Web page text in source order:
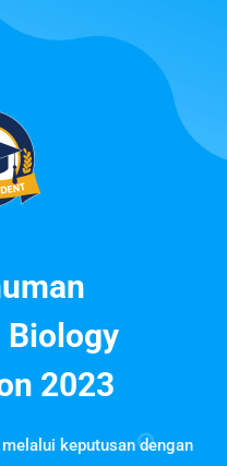
Biology
2023
keputusan dengan